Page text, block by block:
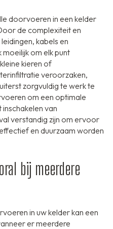
doorvoeren in een kelder
de complexiteit en
kabels en
om elk punt
kieren of
veroorzaken,
zorgvuldig te werk te
om een optimale
van
verstandig zijn om ervoor
en duurzaam worden
bij meerdere
in uw kelder kan een
er meerdere